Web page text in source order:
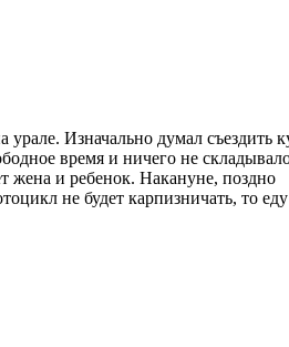
Изначально думал съездить
время и ничего не
жена и ребенок. Накануне, поздно
не будет карпизничать, то